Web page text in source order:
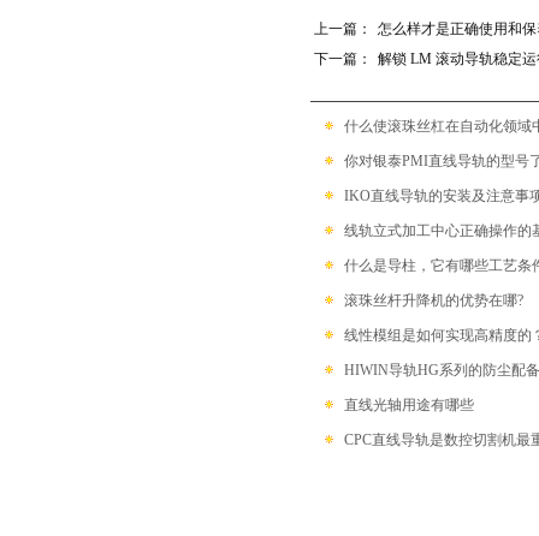
上一篇：
怎么样才是正确使用和
下一篇：
解锁 LM 滚动导轨稳定
什么使滚珠丝杠在自动化领域
你对银泰PMI直线导轨的型号
IKO直线导轨的安装及注意事
线轨立式加工中心正确操作的
什么是导柱，它有哪些工艺条
滚珠丝杆升降机的优势在哪?
线性模组是如何实现高精度的
HIWIN导轨HG系列的防尘配备
直线光轴用途有哪些
CPC直线导轨是数控切割机最